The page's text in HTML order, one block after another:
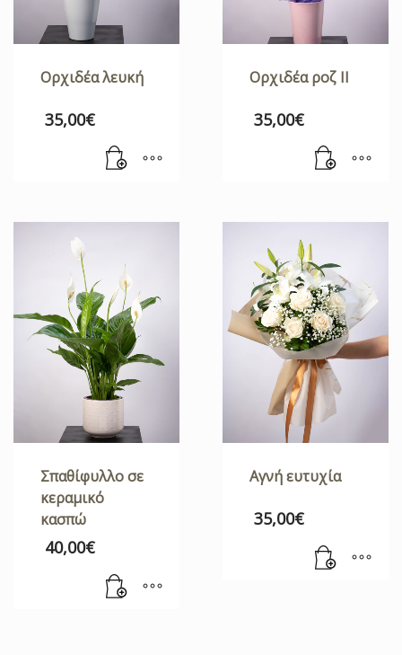
Ορχιδέα λευκή
35,00€
Ορχιδέα ροζ ΙΙ
35,00€
Σπαθίφυλλο σε
κεραμικό
κασπώ
40,00€
Αγνή ευτυχία
35,00€